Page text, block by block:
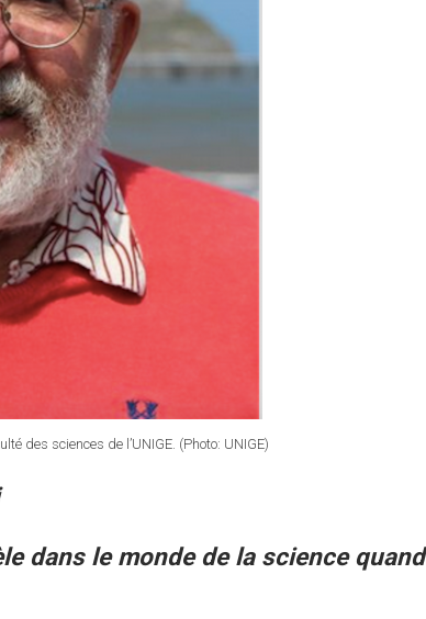
des sciences de l’UNIGE. (Photo: UNIGE)
dans le monde de la science quand